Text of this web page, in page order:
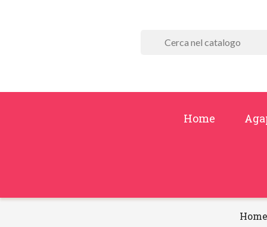
Home
Home